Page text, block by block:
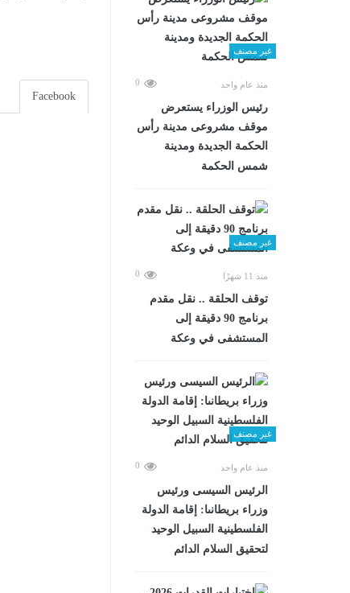
غير مصنف
منذ عام واحد 0
رئيس الوزراء يستعرض
موقف مشروعى مدينة رأس
الحكمة الجديدة ومدينة
شمس الحكمة
غير مصنف
منذ 11 شهرًا 0
توقف الحلقة .. نقل مقدم
برنامج 90 دقيقة إلى
المستشفى في وعكة
غير مصنف
منذ عام واحد 0
الرئيس السيسى ورئيس
وزراء بريطانىا: إقامة الدولة
الفلسطينية السبيل الوحيد
لتحقيق السلام الدائم
Facebook